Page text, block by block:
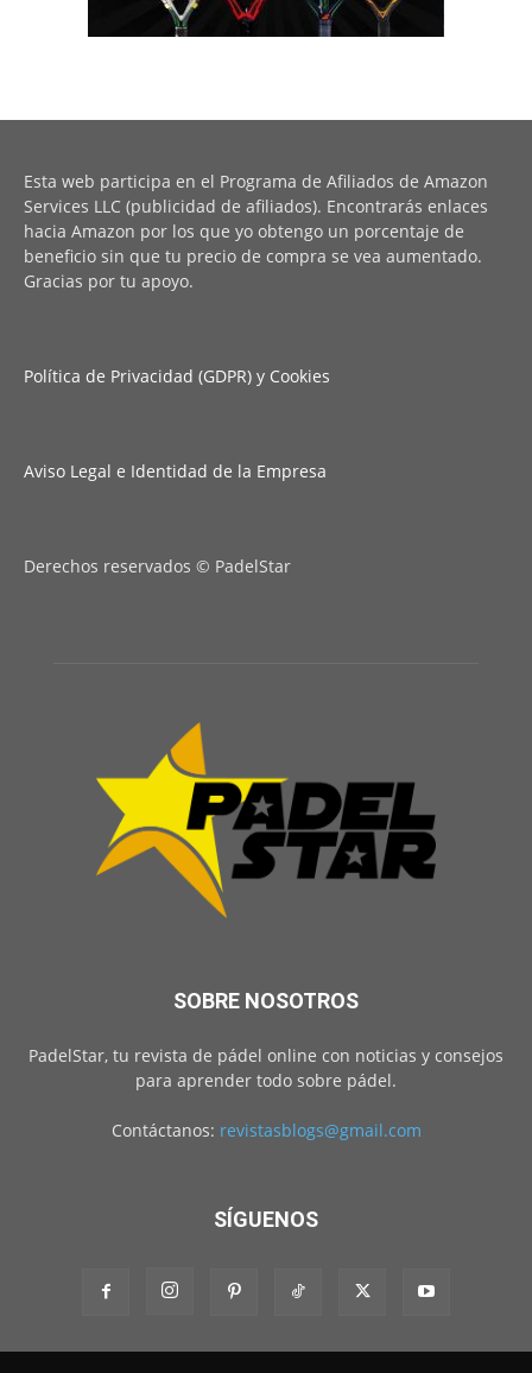
Esta web participa en el Programa de Afiliados de Amazon
Services LLC (publicidad de afiliados). Encontrarás enlaces
hacia Amazon por los que yo obtengo un porcentaje de
beneficio sin que tu precio de compra se vea aumentado.
Gracias por tu apoyo.
Política de Privacidad (GDPR) y Cookies
Aviso Legal e Identidad de la Empresa
Derechos reservados © PadelStar
SOBRE NOSOTROS
PadelStar, tu revista de pádel online con noticias y consejos
para aprender todo sobre pádel.
Contáctanos: revistasblogs@gmail.com
SÍGUENOS